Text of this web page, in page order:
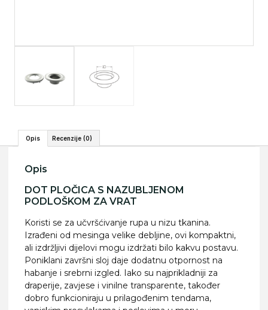
Opis Recenzije (0)
Opis
DOT PLOČICA S NAZUBLJENOM
PODLOŠKOM ZA VRAT
Koristi se za učvršćivanje rupa u nizu tkanina.
Izrađeni od mesinga velike debljine, ovi kompaktni,
ali izdržljivi dijelovi mogu izdržati bilo kakvu postavu.
Poniklani završni sloj daje dodatnu otpornost na
habanje i srebrni izgled. Iako su najprikladniji za
draperije, zavjese i vinilne transparente, također
dobro funkcioniraju u prilagođenim tendama,